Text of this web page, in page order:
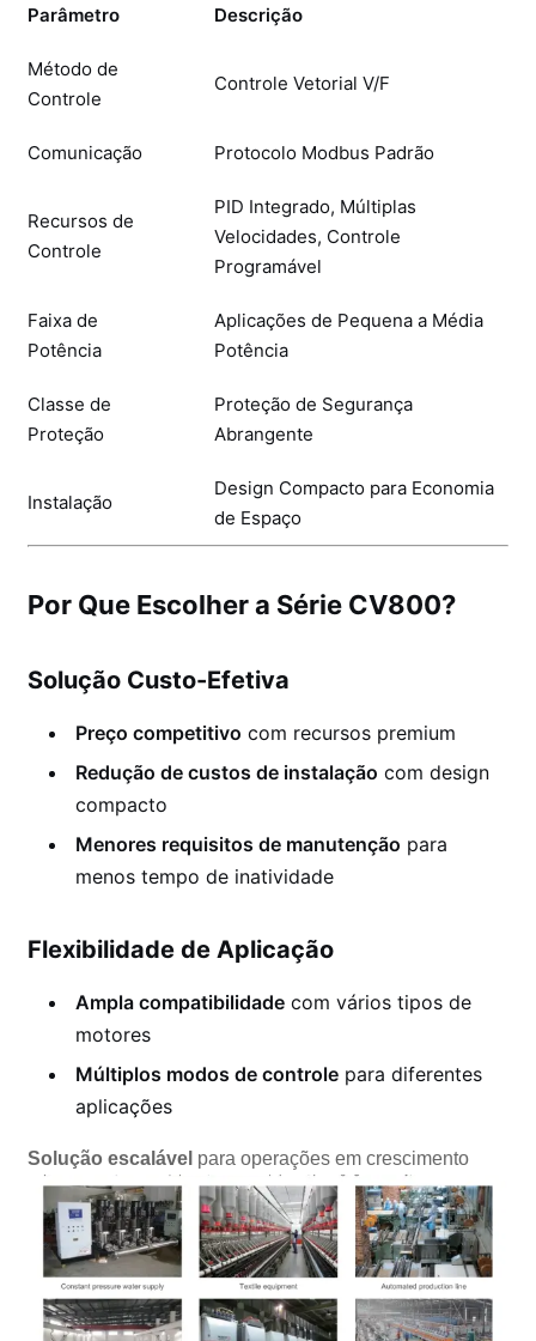
Parâmetro Descrição
Método de
Controle
Controle Vetorial V/F
Comunicação Protocolo Modbus Padrão
Recursos de
Controle
PID Integrado, Múltiplas
Velocidades, Controle
Programável
Faixa de
Potência
Aplicações de Pequena a Média
Potência
Classe de
Proteção
Proteção de Segurança
Abrangente
Instalação
Design Compacto para Economia
de Espaço
Por Que Escolher a Série CV800?
Solução Custo-Efetiva
Preço competitivo com recursos premium
Redução de custos de instalação com design
compacto
Menores requisitos de manutenção para
menos tempo de inatividade
Flexibilidade de Aplicação
Ampla compatibilidadecom vários tipos de
motores
Múltiplos modos de controlepara diferentes
aplicações
Solução escalável para operações em crescimento